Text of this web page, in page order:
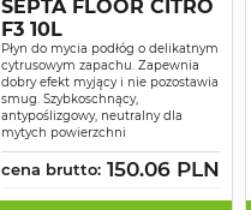
SEPTA FLOOR CITRO
F3 10L
Płyn do mycia podłóg o delikatnym
cytrusowym zapachu. Zapewnia
dobry efekt myjący i nie pozostawia
smug. Szybkoschnący,
antypoślizgowy, neutralny dla
mytych powierzchni
cena brutto: 150.06 PLN